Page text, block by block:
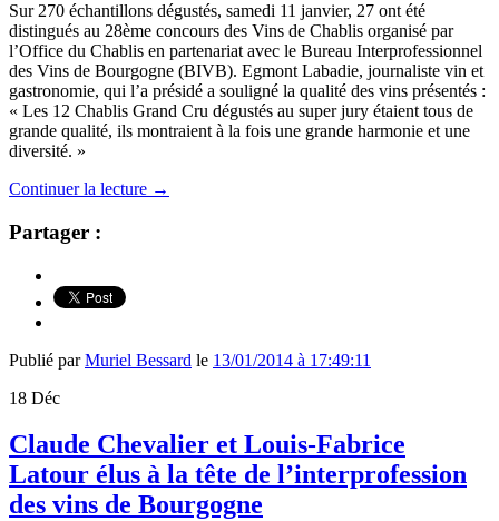
Sur 270 échantillons dégustés, samedi 11 janvier, 27 ont été
distingués au 28ème concours des Vins de Chablis organisé par
l’Office du Chablis en partenariat avec le Bureau Interprofessionnel
des Vins de Bourgogne (BIVB). Egmont Labadie, journaliste vin et
gastronomie, qui l’a présidé a souligné la qualité des vins présentés :
« Les 12 Chablis Grand Cru dégustés au super jury étaient tous de
grande qualité, ils montraient à la fois une grande harmonie et une
diversité. »
Continuer la lecture →
Partager :
Publié parMuriel Bessard le 13/01/2014 à 17:49:11
18 Déc
Claude Chevalier et Louis-Fabrice
Latour élus à la tête de l’interprofession
des vins de Bourgogne